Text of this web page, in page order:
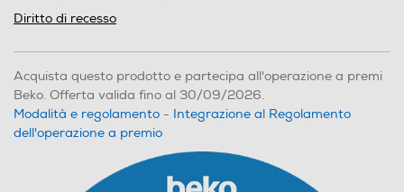
Diritto di recesso
Acquista questo prodotto e partecipa all'operazione a premi
Beko. Offerta valida fino al 30/09/2026.
Modalità e regolamento - Integrazione al Regolamento
dell'operazione a premio